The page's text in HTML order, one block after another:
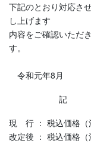
下記のとおり対応さ
し上げます
内容をご確認いただ
す。
令和元年8月
記
現 行 ： 税込価格（
改定後 ： 税込価格（